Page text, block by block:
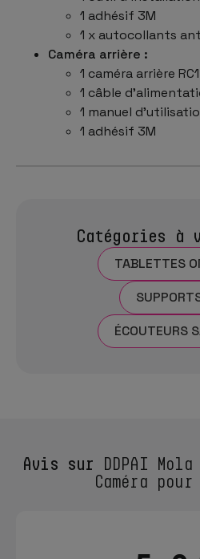
1 adhésif 3M
1 x autocollants
Caméra arrière :
1 caméra arrière RC1
1 câble
1 manuel
1 adhésif 3M
Catégories à
TABLETTES
ÉCOUTEURS
Avis sur DDPAI
Caméra